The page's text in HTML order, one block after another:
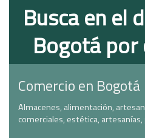
Busca en el
Bogotá
Comercio en Bogotá
Almacenes, alimentación,
comerciales, estética,